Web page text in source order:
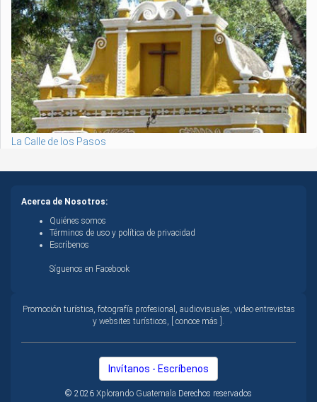
La Calle de los Pasos
Acerca de Nosotros:
Quiénes somos
Términos de uso y política de privacidad
Escríbenos
Síguenos en Facebook
Promoción turística, fotografía profesional, audiovisuales, video entrevistas
y websites turísticos, [ conoce más ].
Invítanos - Escríbenos
© 2026 Xplorando Guatemala Derechos reservados